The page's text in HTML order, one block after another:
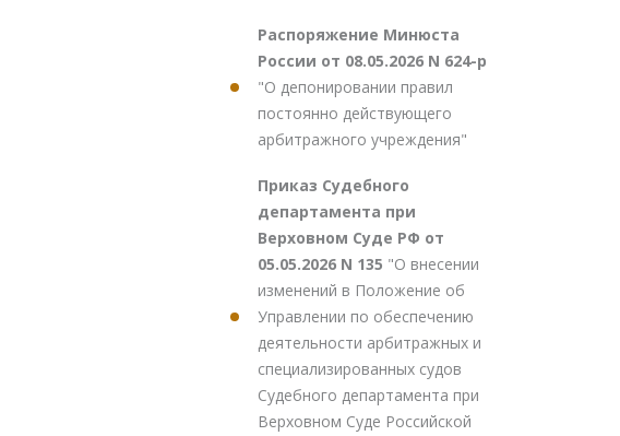
Распоряжение Минюста
России от 08.05.2026 N 624-р
"О депонировании правил
постоянно действующего
арбитражного учреждения"
Приказ Судебного
департамента при
Верховном Суде РФ от
05.05.2026 N 135 "О внесении
изменений в Положение об
Управлении по обеспечению
деятельности арбитражных и
специализированных судов
Судебного департамента при
Верховном Суде Российской